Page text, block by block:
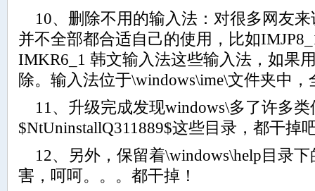
10、删除不用的输入法：对很多网友
并不全部都合适自己的使用，比如
IMKR6_1 韩文输入法这些输入法，如果
除。输入法位于\windows\ime\文件夹中
11、升级完成发现windows\多了许多类
$NtUninstallQ311889$这些目录，都干掉
12、另外，保留着\windows\help目录
害，呵呵。。。都干掉！